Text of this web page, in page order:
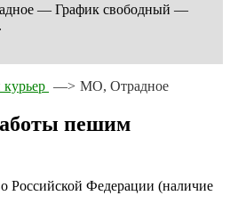
— График свободный —
—> МО, Отрадное
пешим
Российской Федерации (наличие